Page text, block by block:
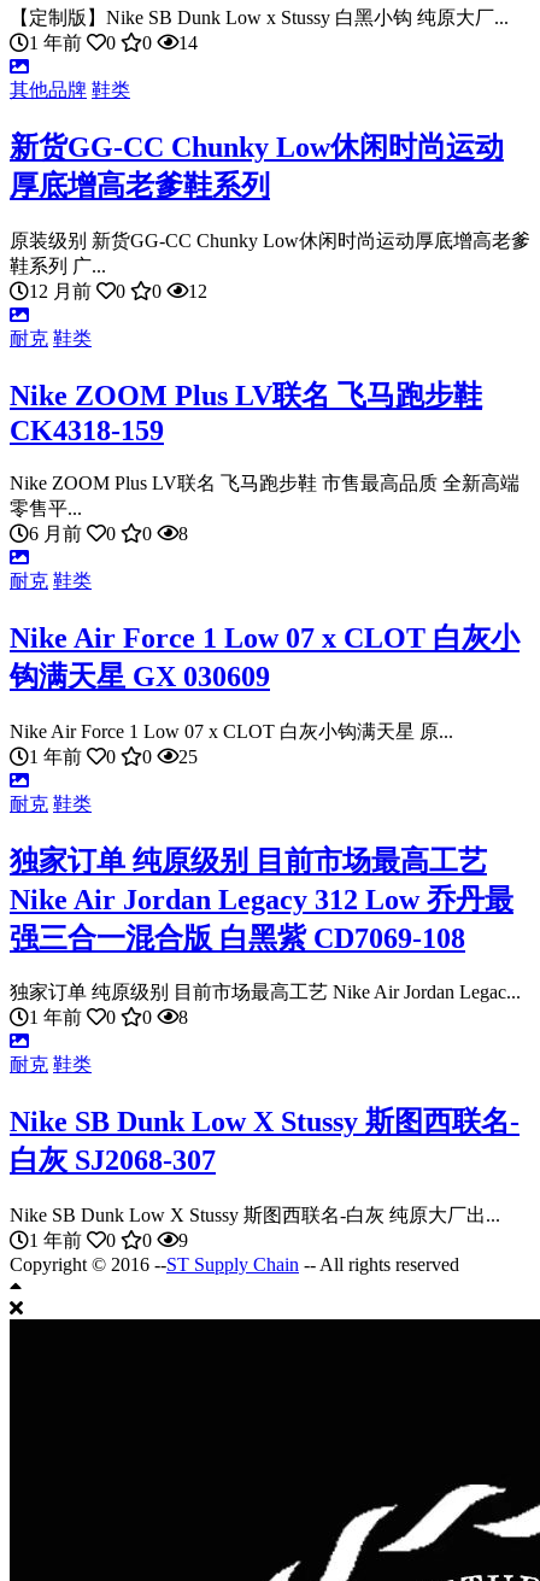
【定制版】Nike SB Dunk Low x Stussy 白黑小钩 纯原大厂...
1 年前
0 0 14
其他品牌 鞋类
新货GG-CC Chunky Low休闲时尚运动
厚底增高老爹鞋系列
原装级别 新货GG-CC Chunky Low休闲时尚运动厚底增高老爹
鞋系列 广...
12 月前
0 0 12
耐克 鞋类
Nike ZOOM Plus LV联名 飞马跑步鞋
CK4318-159
Nike ZOOM Plus LV联名 飞马跑步鞋 市售最高品质 全新高端
零售平...
6 月前
0 0 8
耐克 鞋类
Nike Air Force 1 Low 07 x CLOT 白灰小
钩满天星 GX 030609
Nike Air Force 1 Low 07 x CLOT 白灰小钩满天星 原...
1 年前
0 0 25
耐克 鞋类
独家订单 纯原级别 目前市场最高工艺
Nike Air Jordan Legacy 312 Low 乔丹最
强三合一混合版 白黑紫 CD7069-108
独家订单 纯原级别 目前市场最高工艺 Nike Air Jordan Legac...
1 年前
0 0 8
耐克 鞋类
Nike SB Dunk Low X Stussy 斯图西联名-
白灰 SJ2068-307
Nike SB Dunk Low X Stussy 斯图西联名-白灰 纯原大厂出...
1 年前
0 0
9
Copyright © 2016 --ST Supply Chain -- All rights reserved